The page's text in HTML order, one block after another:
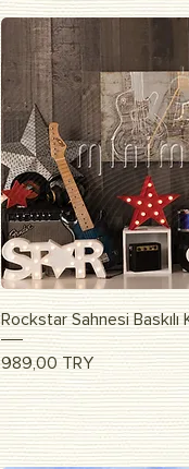
Быстрый
Rockstar Sahnesi
Цена
989,00 TRY